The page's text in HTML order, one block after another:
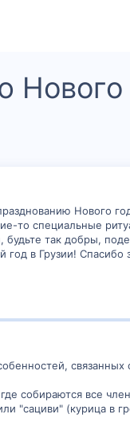
Нового
Нового
то специальные
будьте так добры,
в Грузии! Спасибо
собираются все
"сациви" (курица в